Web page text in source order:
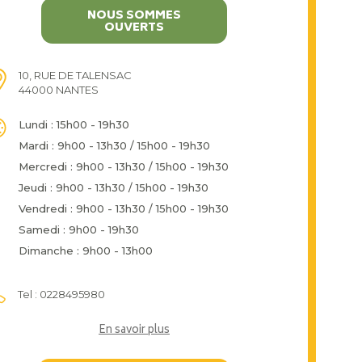
NOUS SOMMES
OUVERTS
10, RUE DE TALENSAC
44000 NANTES
Lundi : 15h00 - 19h30
Mardi : 9h00 - 13h30 / 15h00 - 19h30
Mercredi : 9h00 - 13h30 / 15h00 - 19h30
Jeudi : 9h00 - 13h30 / 15h00 - 19h30
Vendredi : 9h00 - 13h30 / 15h00 - 19h30
Samedi : 9h00 - 19h30
Dimanche : 9h00 - 13h00
Tel : 0228495980
En savoir plus